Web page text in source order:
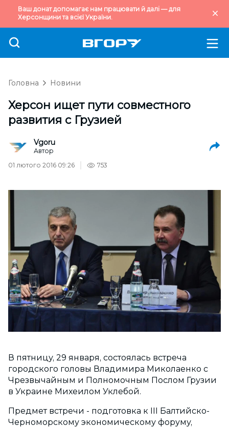
Ваш донат допомагає нам працювати й далі — для
Херсонщини та всієї України.
Головна Новини
Херсон ищет пути совместного
развития с Грузией
Vgoru
Автор
01 лютого 2016 09:26
753
В пятницу, 29 января, состоялась встреча
городского головы Владимира Миколаенко с
Чрезвычайным и Полномочным Послом Грузии
в Украине Михеилом Уклебой.
Предмет встречи - подготовка к ІІІ Балтийско-
Черноморскому экономическому форуму,